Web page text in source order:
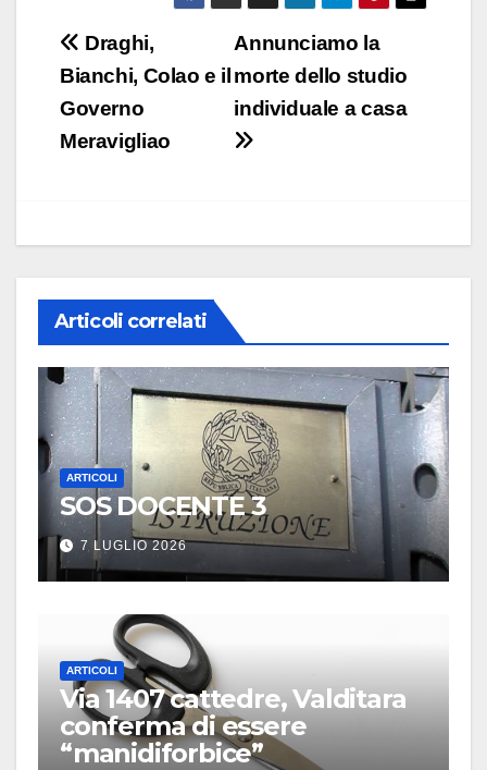
Navigazione
articoli
Annunciamo la
morte dello studio
individuale a casa
Draghi,
Bianchi, Colao e il
Governo
Meravigliao
Articoli correlati
ARTICOLI
SOS DOCENTE 3
7 LUGLIO 2026
ARTICOLI
Via 1407 cattedre, Valditara
conferma di essere
“manidiforbice”